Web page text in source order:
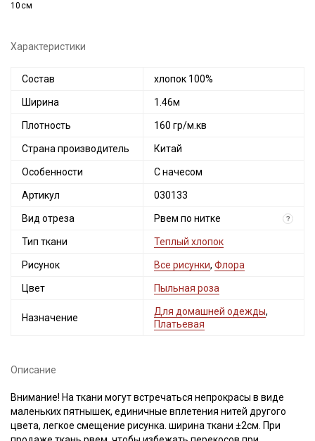
10см
Характеристики
Состав хлопок 100%
Ширина 1.46м
Плотность 160 гр/м.кв
Страна производитель Китай
Особенности С начесом
Артикул 030133
Вид отреза Рвем по нитке ?
Тип ткани Теплый хлопок
Рисунок Все рисунки, Флора
Цвет Пыльная роза
Назначение
Для домашней одежды,
Платьевая
Описание
Внимание! На ткани могут встречаться непрокрасы в виде
маленьких пятнышек, единичные вплетения нитей другого
цвета, легкое смещение рисунка. ширина ткани ±2см. При